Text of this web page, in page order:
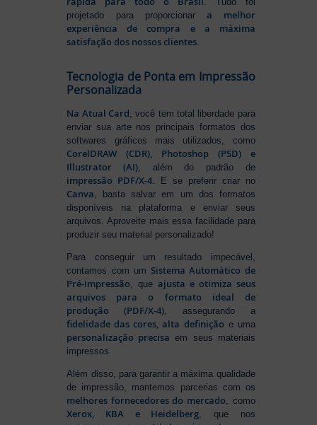
projetado para proporcionara melhor
experiência de compra e a máxima
satisfação dos nossos clientes.
Tecnologia de Ponta em Impressão
Personalizada
Na Atual Card, você tem total liberdade para
enviar sua arte nos principais formatos dos
softwares gráficos mais utilizados, como
CorelDRAW (CDR), Photoshop (PSD) e
Illustrator (AI), além do padrão de
impressão PDF/X-4. E se preferir criar no
Canva, basta salvar em um dos formatos
disponíveis na plataforma e enviar seus
arquivos. Aproveite mais essa facilidade para
produzir seu material personalizado!
Para conseguir um resultado impecável,
contamos com um Sistema Automático de
Pré-Impressão , queajusta e otimiza seus
arquivos para o formato ideal de
produção (PDF/X-4) , assegurando a
fidelidade das cores, alta definição e uma
personalização precisa em seus materiais
impressos.
Além disso, para garantir a máxima qualidade
de impressão, mantemos parcerias com os
melhores fornecedores do mercado , como
Xerox, KBA e Heidelberg , que nos